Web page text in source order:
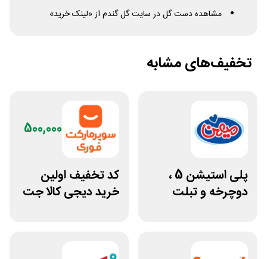
مشاهده دست گل در سایت گل گندم از «لینک خرید»
تخفیف‌های مشابه
پلی استیشن 5 ،
دوچرخه و تبلت
500,000
کد تخفیف اولین
خرید دیجی کالا جت